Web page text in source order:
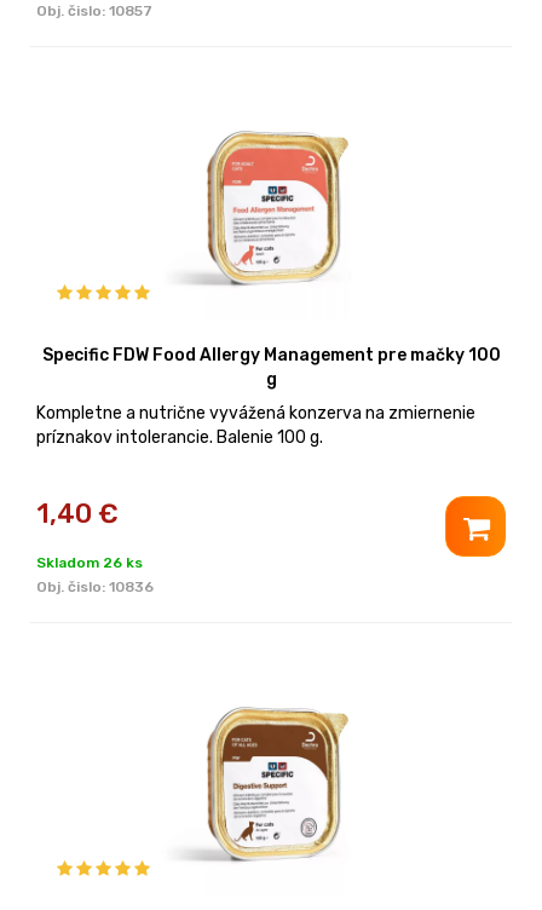
Obj. čislo: 10857
Specific FDW Food Allergy Management pre mačky 100
g
Kompletne a nutrične vyvážená konzerva na zmiernenie
príznakov intolerancie. Balenie 100 g.
1,40 €
Skladom 26 ks
Obj. čislo: 10836